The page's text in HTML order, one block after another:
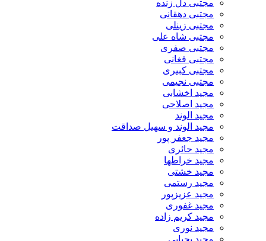
مجتبی دل زنده
مجتبی دهقانی
مجتبی زینلی
مجتبی شاه علی
مجتبی صفری
مجتبی فغانی
مجتبی کبیری
مجتبی نجیمی
مجید اخشابی
مجید اصلاحی
مجید الوند‎
مجید الوند و سهیل صداقت
مجید جعفر پور
مجید حائری
مجید خراطها
مجید خشتی
مجید رستمی
مجید عزیزپور
مجید غفوری
مجید کریم زاده
مجید نوری
مجید یحیایی